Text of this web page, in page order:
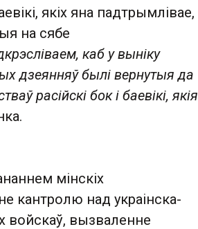
якіх яна падтрымлівае,
на сябе
каб у выніку
дзеянняў былі вернутыя да
расійскі бок і баевікі, якія
мінскіх
кантролю над украінска-
войскаў, вызваленне